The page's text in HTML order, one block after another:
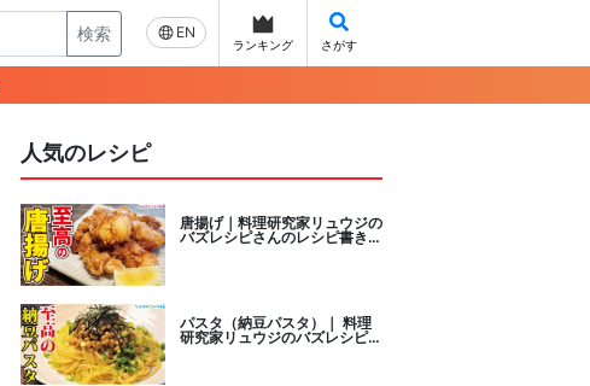
検索 EN
ランキング さがす
人気のレシピ
唐揚げ｜料理研究家リュウジの
バズレシピさんのレシピ書き起
パスタ（納豆パスタ）｜ 料理
研究家リュウジのバズレシピさ
んのレシピ書き起こし